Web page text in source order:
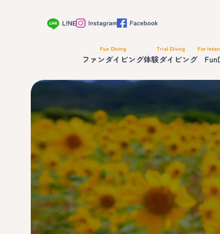
Fun Diving
ファンダイビング
Trial Diving
体験ダイビング
For